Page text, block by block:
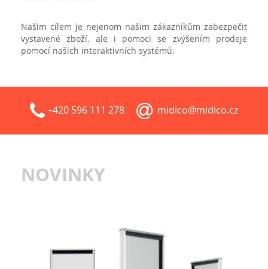
Našim cílem je nejenom našim zákazníkům zabezpečit
vystavené zboží, ale i pomoci se zvýšením prodeje
pomocí našich interaktivních systémů.
+420 596 111 278 midico@midico.cz
NOVINKY